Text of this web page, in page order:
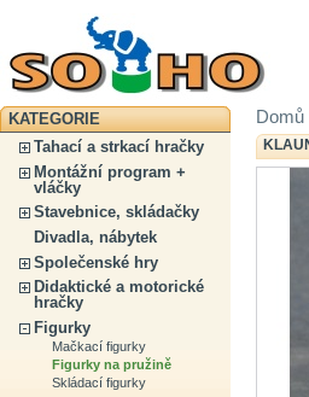
KATEGORIE
Tahací a strkací hračky
Montážní program +
vláčky
Stavebnice, skládačky
Divadla, nábytek
Společenské hry
Didaktické a motorické
hračky
Figurky
Mačkací figurky
Figurky na pružině
Skládací figurky
Domů